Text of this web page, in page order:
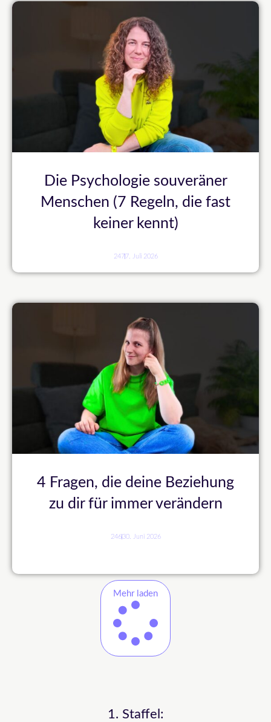
Die Psychologie souveräner
Menschen (7 Regeln, die fast
keiner kennt)
247 7. Juli 2026
4 Fragen, die deine Beziehung
zu dir für immer verändern
246 30. Juni 2026
Mehr laden
1. Staffel: